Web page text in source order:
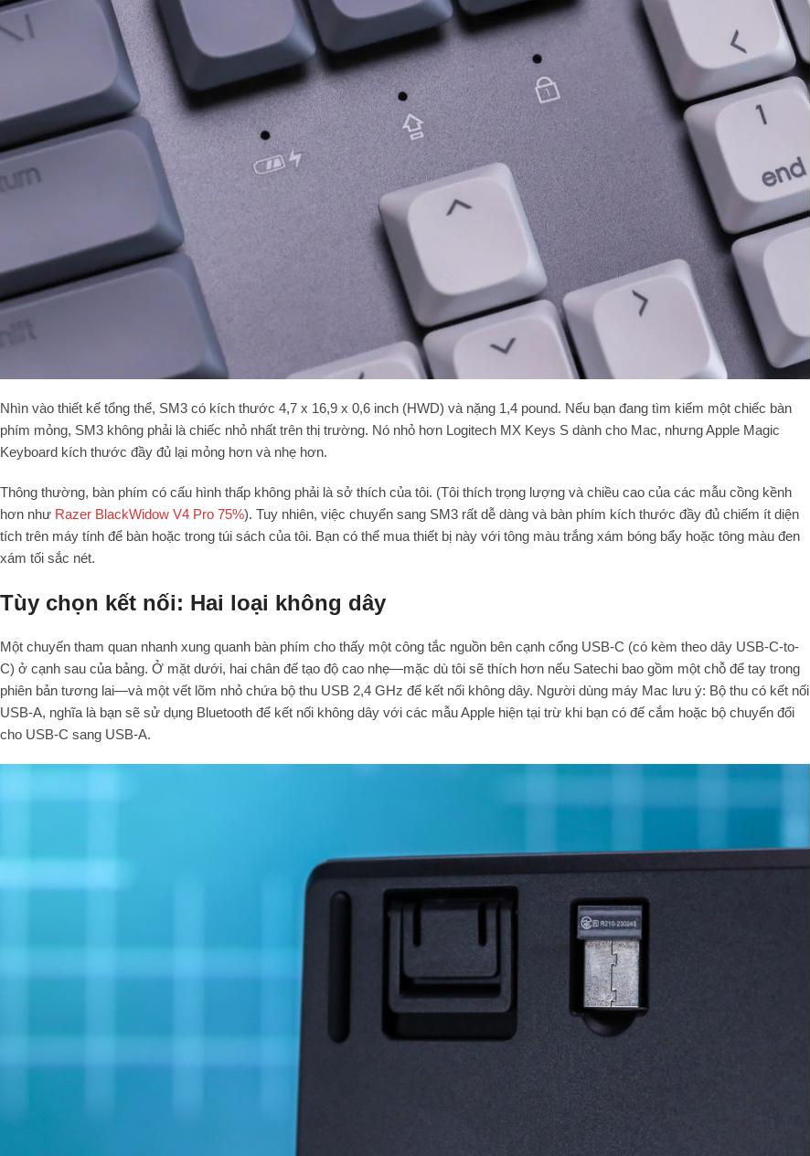
Nhìn vào thiết kế tổng thể, SM3 có kích thước 4,7 x 16,9 x 0,6 inch (HWD) và nặng 1,4 pound. Nếu bạn đang tìm kiếm một chiếc bàn
phím mỏng, SM3 không phải là chiếc nhỏ nhất trên thị trường. Nó nhỏ hơn Logitech MX Keys S dành cho Mac, nhưng Apple Magic
Keyboard kích thước đầy đủ lại mỏng hơn và nhẹ hơn.
Thông thường, bàn phím có cấu hình thấp không phải là sở thích của tôi. (Tôi thích trọng lượng và chiều cao của các mẫu cồng kềnh
hơn như Razer BlackWidow V4 Pro 75%). Tuy nhiên, việc chuyển sang SM3 rất dễ dàng và bàn phím kích thước đầy đủ chiếm ít diện
tích trên máy tính để bàn hoặc trong túi sách của tôi. Bạn có thể mua thiết bị này với tông màu trắng xám bóng bẩy hoặc tông màu đen
xám tối sắc nét.
Tùy chọn kết nối: Hai loại không dây
Một chuyến tham quan nhanh xung quanh bàn phím cho thấy một công tắc nguồn bên cạnh cổng USB-C (có kèm theo dây USB-C-to-
C) ở cạnh sau của bảng. Ở mặt dưới, hai chân đế tạo độ cao nhẹ—mặc dù tôi sẽ thích hơn nếu Satechi bao gồm một chỗ để tay trong
phiên bản tương lai—và một vết lõm nhỏ chứa bộ thu USB 2,4 GHz để kết nối không dây. Người dùng máy Mac lưu ý: Bộ thu có kết nối
USB-A, nghĩa là bạn sẽ sử dụng Bluetooth để kết nối không dây với các mẫu Apple hiện tại trừ khi bạn có đế cắm hoặc bộ chuyển đổi
cho USB-C sang USB-A.